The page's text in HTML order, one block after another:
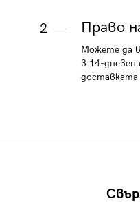
2 Право
Можете да
в 14-дневен
доставката